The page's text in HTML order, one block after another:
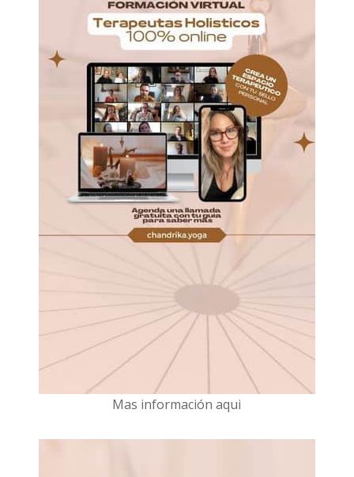
Mas información aqui